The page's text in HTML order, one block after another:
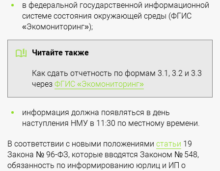
в федеральной государственной информационной
системе состояния окружающей среды (ФГИС
«Экомониторинг»);
Читайте также
Как сдать отчетность по формам 3.1, 3.2 и 3.3
через ФГИС «Экомониторинг»
информация должна появляться в день
наступления НМУ в 11:30 по местному времени.
В соответствии с новыми положениями статьи 19
Закона № 96-ФЗ, которые вводятся Законом № 548,
обязанность по информированию юрлиц и ИП о